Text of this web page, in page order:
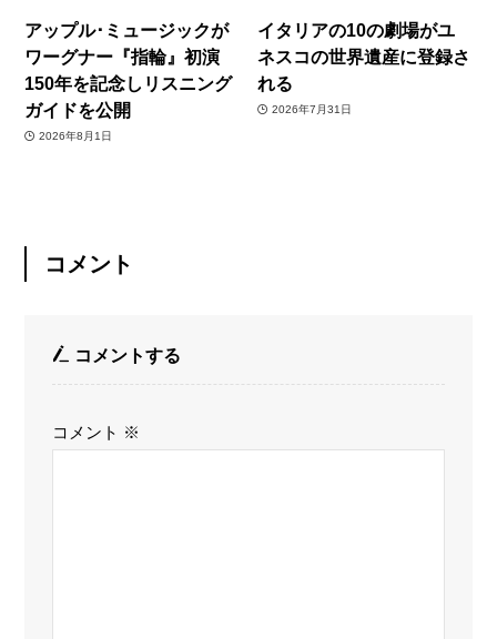
アップル･ミュージックが
ワーグナー『指輪』初演
150年を記念しリスニング
ガイドを公開
2026年8月1日
イタリアの10の劇場がユ
ネスコの世界遺産に登録さ
れる
2026年7月31日
コメント
コメントする
コメント ※